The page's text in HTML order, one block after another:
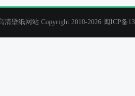
清壁纸网站 Copyright 2010-2026 闽ICP备